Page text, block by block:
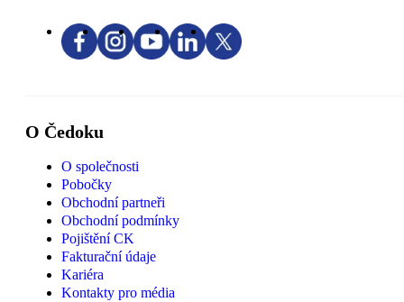
O Čedoku
O společnosti
Pobočky
Obchodní partneři
Obchodní podmínky
Pojištění CK
Fakturační údaje
Kariéra
Kontakty pro média